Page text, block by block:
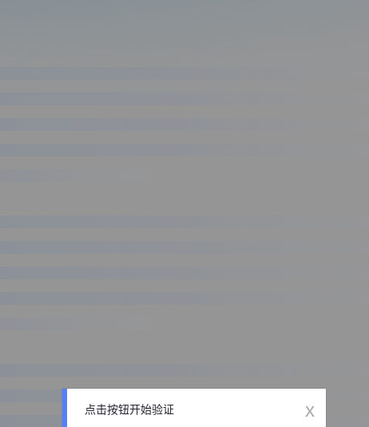
点击按钮开始验证 x